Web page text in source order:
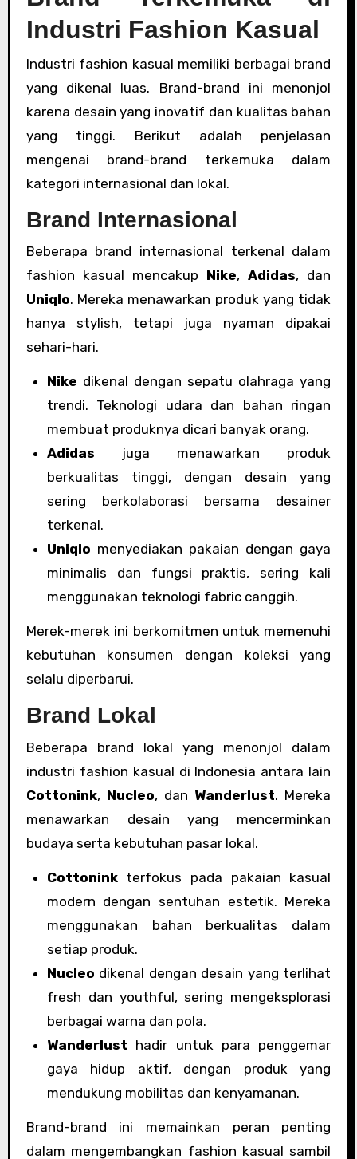
Industri Fashion Kasual
Industri fashion kasual memiliki berbagai brand
yang dikenal luas. Brand-brand ini menonjol
karena desain yang inovatif dan kualitas bahan
yang tinggi. Berikut adalah penjelasan
mengenai brand-brand terkemuka dalam
kategori internasional dan lokal.
Brand Internasional
Beberapa brand internasional terkenal dalam
fashion kasual mencakup Nike,Adidas, dan
Uniqlo. Mereka menawarkan produk yang tidak
hanya stylish, tetapi juga nyaman dipakai
sehari-hari.
Nike dikenal dengan sepatu olahraga yang
trendi. Teknologi udara dan bahan ringan
membuat produknya dicari banyak orang.
Adidas juga menawarkan produk
berkualitas tinggi, dengan desain yang
sering berkolaborasi bersama desainer
terkenal.
Uniqlo menyediakan pakaian dengan gaya
minimalis dan fungsi praktis, sering kali
menggunakan teknologi fabric canggih.
Merek-merek ini berkomitmen untuk memenuhi
kebutuhan konsumen dengan koleksi yang
selalu diperbarui.
Brand Lokal
Beberapa brand lokal yang menonjol dalam
industri fashion kasual di Indonesia antara lain
Cottonink, Nucleo, dan Wanderlust. Mereka
menawarkan desain yang mencerminkan
budaya serta kebutuhan pasar lokal.
Cottoninkterfokus pada pakaian kasual
modern dengan sentuhan estetik. Mereka
menggunakan bahan berkualitas dalam
setiap produk.
Nucleo dikenal dengan desain yang terlihat
fresh dan youthful, sering mengeksplorasi
berbagai warna dan pola.
Wanderlust hadir untuk para penggemar
gaya hidup aktif, dengan produk yang
mendukung mobilitas dan kenyamanan.
Brand-brand ini memainkan peran penting
dalam mengembangkan fashion kasual sambil